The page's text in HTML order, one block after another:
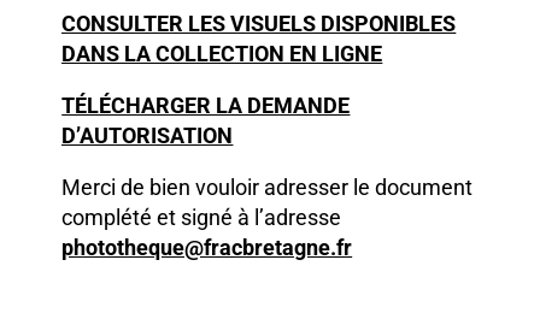
CONSULTER LES VISUELS DISPONIBLES
DANS LA COLLECTION EN LIGNE
TÉLÉCHARGER LA DEMANDE
D’AUTORISATION
Merci de bien vouloir adresser le document
complété et signé à l’adresse
phototheque@fracbretagne.fr